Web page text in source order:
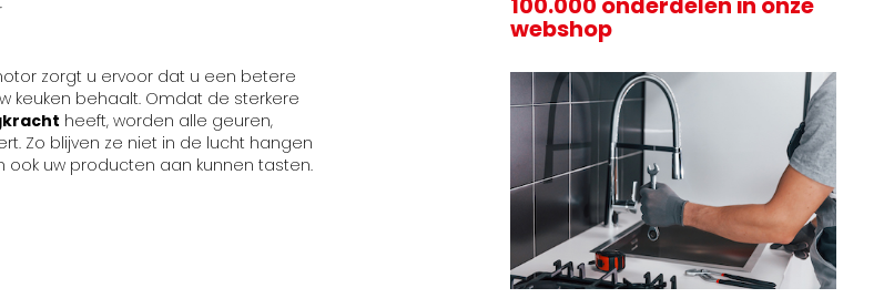
zorgt u ervoor dat u een betere
keuken behaalt. Omdat de sterkere
heeft, worden alle geuren,
Zo blijven ze niet in de lucht hangen
uw producten aan kunnen tasten.
webshop